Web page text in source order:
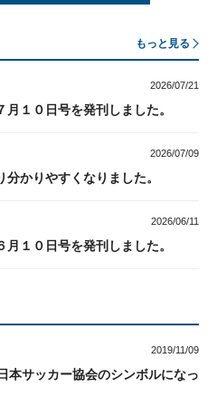
もっと見る
2026/07/21
１０日号を発刊しました。
2026/07/09
かりやすくなりました。
2026/06/11
１０日号を発刊しました。
2019/11/09
本サッカー協会のシンボルになっ